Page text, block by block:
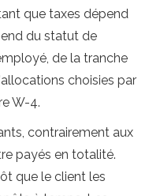
que taxes dépend
du statut de
de la tranche
choisies par
W-4.
contrairement aux
payés en totalité.
que le client les